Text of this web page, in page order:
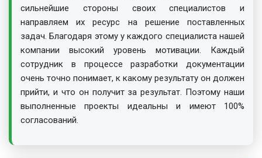
сильнейшие стороны своих специалистов и
направляем их ресурс на решение поставленных
задач. Благодаря этому у каждого специалиста нашей
компании высокий уровень мотивации. Каждый
сотрудник в процессе разработки документации
очень точно понимает, к какому результату он должен
прийти, и что он получит за результат. Поэтому наши
выполненные проекты идеальны и имеют 100%
согласований.